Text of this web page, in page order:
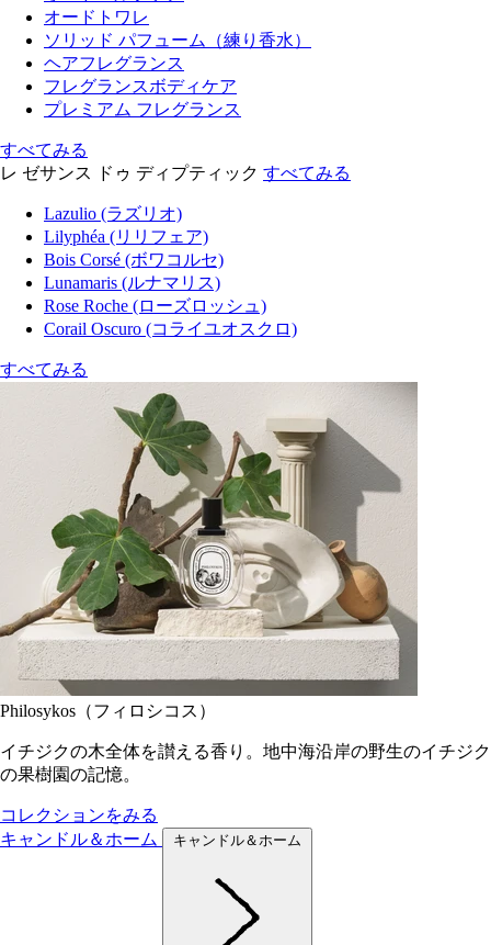
オードトワレ
ソリッド パフューム（練り香水）
ヘアフレグランス
フレグランスボディケア
プレミアム フレグランス
すべてみる
レ ゼサンス ドゥ ディプティック すべてみる
Lazulio (ラズリオ)
Lilyphéa (リリフェア)
Bois Corsé (ボワコルセ)
Lunamaris (ルナマリス)
Rose Roche (ローズロッシュ)
Corail Oscuro (コライユオスクロ)
すべてみる
Philosykos（フィロシコス）
イチジクの木全体を讃える香り。地中海沿岸の野生のイチジク
の果樹園の記憶。
コレクションをみる
キャンドル＆ホーム
キャンドル＆ホーム